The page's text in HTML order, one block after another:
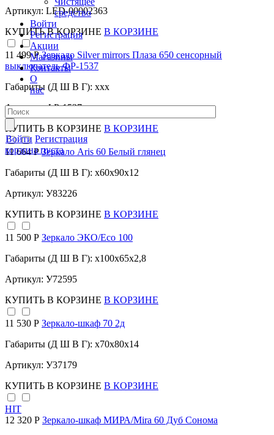
средство
Войти
Регистрация
Акции
Магазины
Контакты
О
нас
Войти Регистрация
корзина пуста
Артикул: LED-00002363
КУПИТЬ В КОРЗИНЕ В КОРЗИНЕ
11 499 РЗеркало Silver mirrors Плаза 650 сенсорный
выключатель ФР-1537
Габариты (Д Ш В Г): xxx
Артикул: ФР-1537
КУПИТЬ В КОРЗИНЕ В КОРЗИНЕ
11 664 РЗеркало Aris 60 Белый глянец
Габариты (Д Ш В Г): x60x90x12
Артикул: У83226
КУПИТЬ В КОРЗИНЕ В КОРЗИНЕ
11 500 Р Зеркало ЭКО/Eco 100
Габариты (Д Ш В Г): x100x65x2,8
Артикул: У72595
КУПИТЬ В КОРЗИНЕ В КОРЗИНЕ
11 530 Р Зеркало-шкаф 70 2д
Габариты (Д Ш В Г): x70x80x14
Артикул: У37179
КУПИТЬ В КОРЗИНЕ В КОРЗИНЕ
HIT
12 320 Р Зеркало-шкаф МИРА/Mira 60 Дуб Сонома